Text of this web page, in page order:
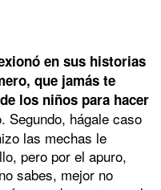
en sus historias
que jamás te
los niños para hacer
Segundo, hágale caso
las mechas le
pero por el apuro,
sabes, mejor no